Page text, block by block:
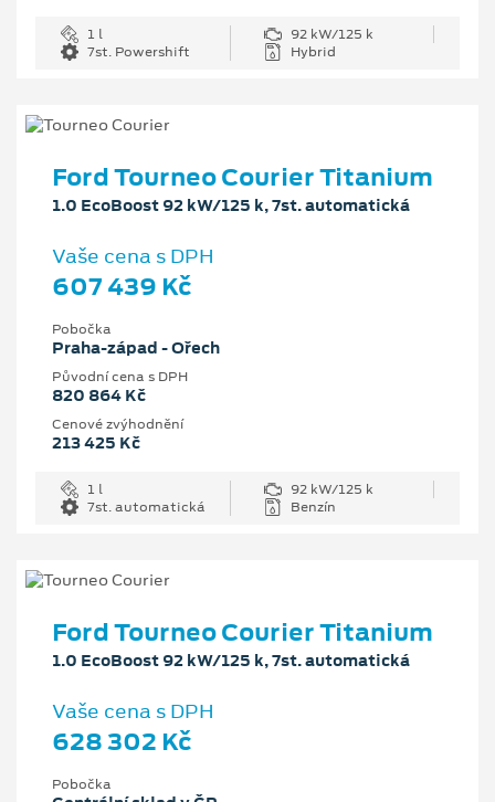
1 l
92 kW/125 k
7st. Powershift
Hybrid
Ford Tourneo Courier Titanium
1.0 EcoBoost 92 kW/125 k, 7st. automatická
Vaše cena s DPH
607 439 Kč
Pobočka
Praha-západ - Ořech
Původní cena s DPH
820 864 Kč
Cenové zvýhodnění
213 425 Kč
1 l
92 kW/125 k
7st. automatická
Benzín
Ford Tourneo Courier Titanium
1.0 EcoBoost 92 kW/125 k, 7st. automatická
Vaše cena s DPH
628 302 Kč
Pobočka